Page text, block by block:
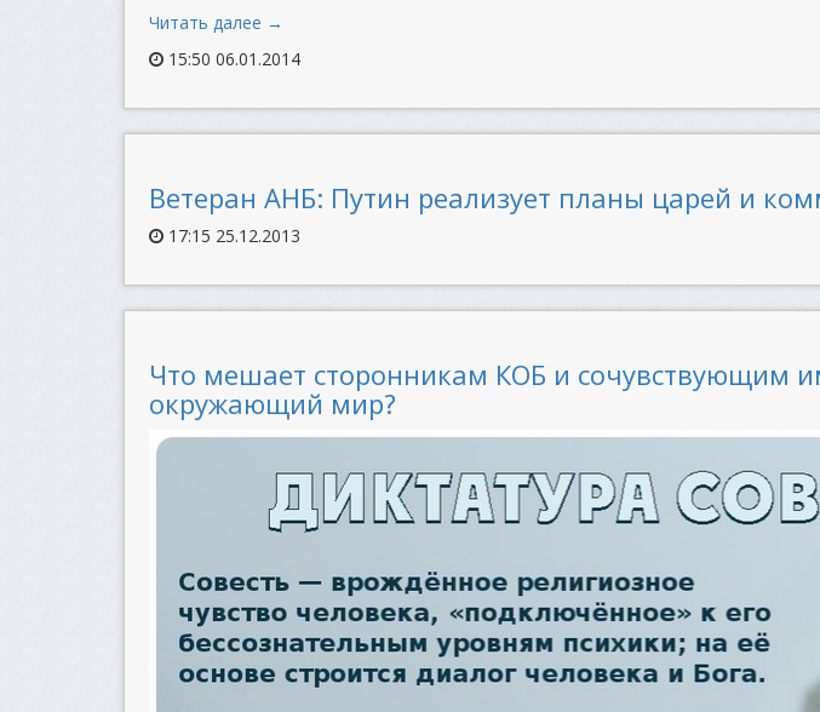
Читать далее →
15:50 06.01.2014
Ветеран АНБ: Путин реализует планы царей и
17:15 25.12.2013
Что мешает сторонникам КОБ и сочувствующим
окружающий мир?